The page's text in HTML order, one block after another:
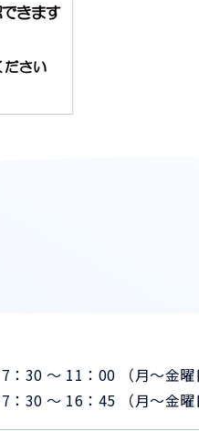
7：30 ～ 11：00 （月〜金曜
7：30 ～ 16：45 （月〜金曜